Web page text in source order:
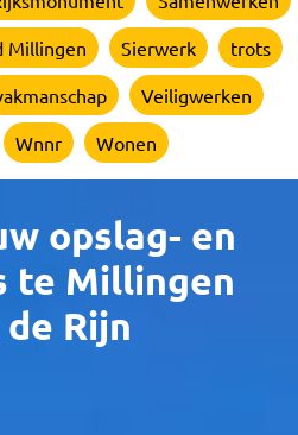
Millingen Sierwerk
trots
Veiligwerken
Wnnr Wonen
opslag- en
te Millingen
Rijn